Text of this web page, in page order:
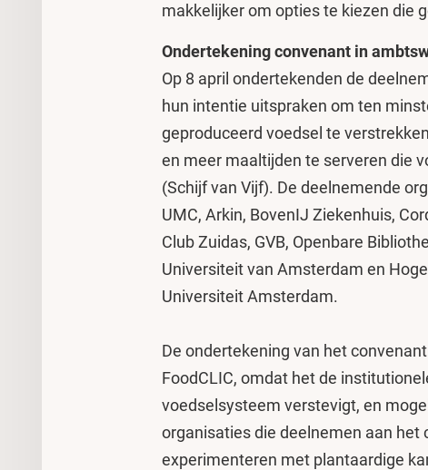
makkelijker om opties te kiezen die
Ondertekening convenant in
Op 8 april ondertekenden de
hun intentie uitspraken om ten
geproduceerd voedsel te
en meer maaltijden te serveren die
(Schijf van Vijf). De deelnemende
UMC, Arkin, BovenIJ Ziekenhuis,
Club Zuidas, GVB, Openbare
Universiteit van Amsterdam en
Universiteit Amsterdam.
De ondertekening van het
FoodCLIC, omdat het de
voedselsysteem verstevigt, en
organisaties die deelnemen aan
experimenteren met plantaardige